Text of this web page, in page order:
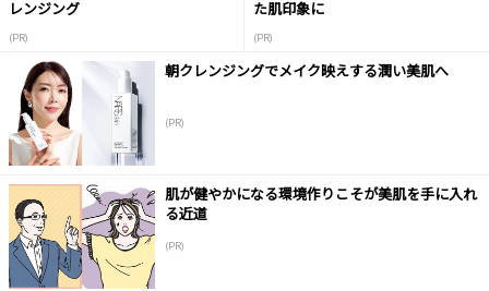
レンジング
(PR)
た肌印象に
(PR)
朝クレンジングでメイク映えする潤い美肌へ
(PR)
肌が健やかになる環境作りこそが美肌を手に入れ
る近道
(PR)